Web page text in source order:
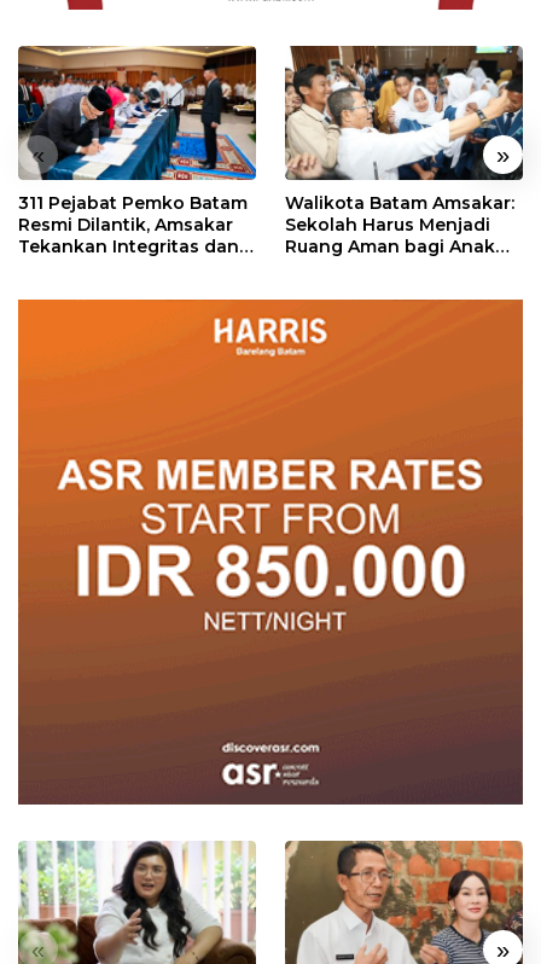
« »
311 Pejabat Pemko Batam
Resmi Dilantik, Amsakar
Tekankan Integritas dan
Walikota Batam Amsakar:
Sekolah Harus Menjadi
Ruang Aman bagi Anak
« »